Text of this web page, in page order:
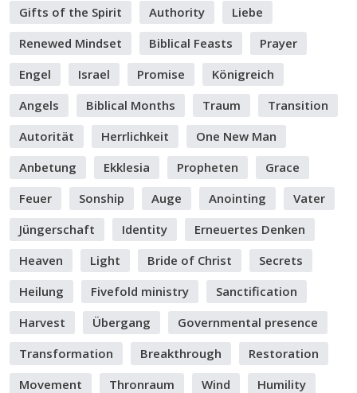
Gifts of the Spirit
Authority
Liebe
Renewed Mindset
Biblical Feasts
Prayer
Engel
Israel Promise
Königreich
Angels
Biblical Months Traum
Transition
Autorität
Herrlichkeit
One New Man
Anbetung
Ekklesia Propheten
Grace
Feuer
Sonship Auge Anointing
Vater
Jüngerschaft
Identity
Erneuertes Denken
Heaven
Light Bride of Christ
Secrets
Heilung
Fivefold ministry
Sanctification
Harvest
Übergang
Governmental presence
Transformation
Breakthrough
Restoration
Movement
Thronraum Wind
Humility